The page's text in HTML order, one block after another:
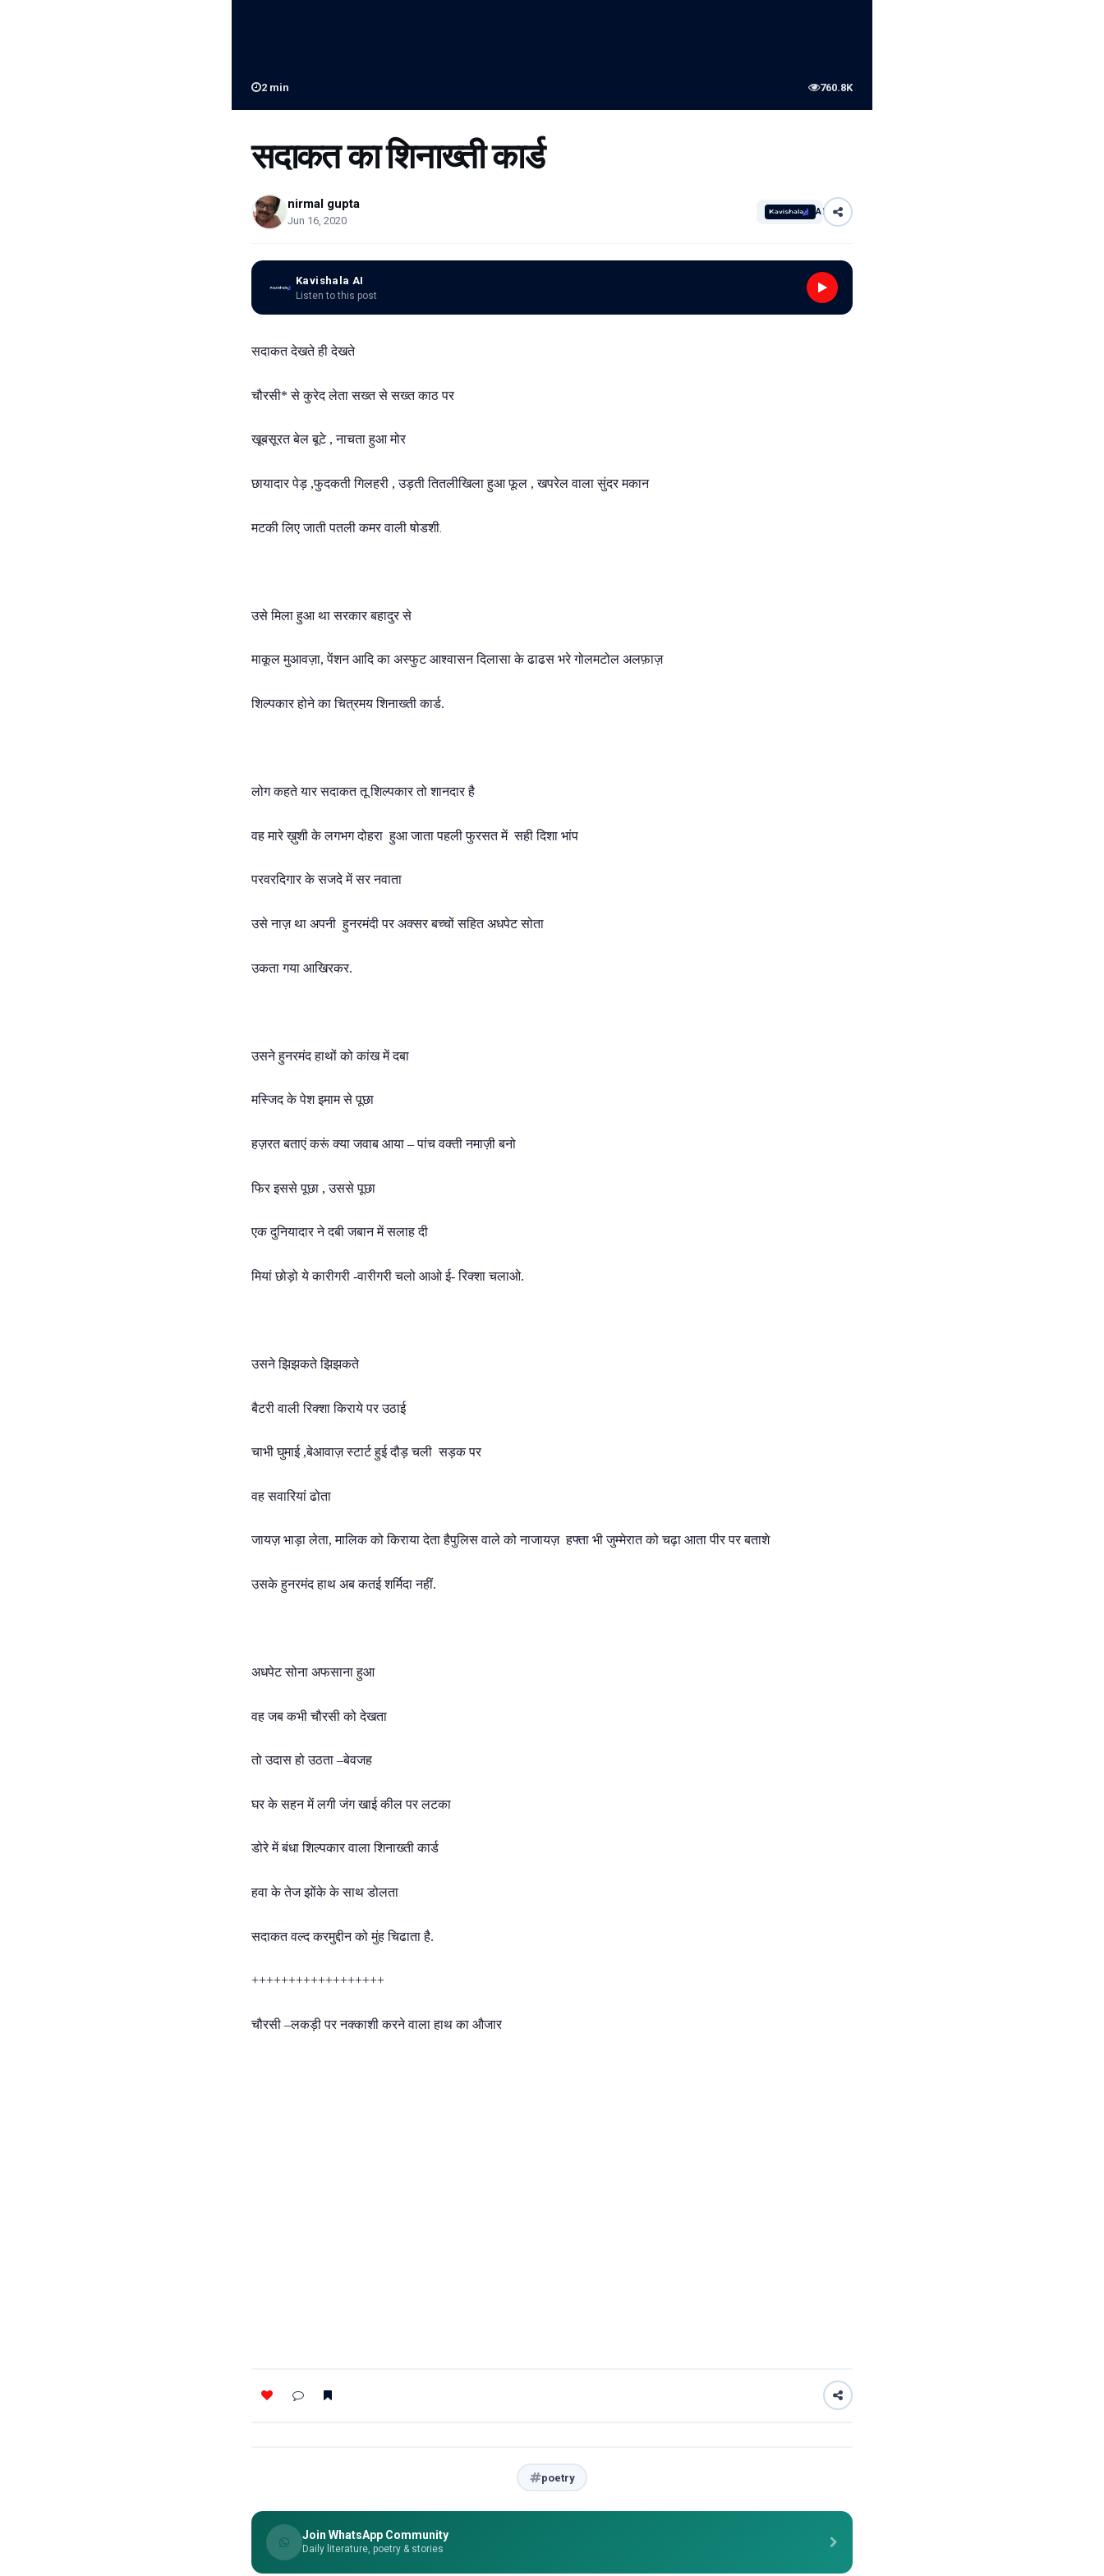
2 min 760.8K
सदाकत का शिनाख्ती कार्ड
nirmal gupta
Jun 16, 2020
AI
Kavishala AI
Listen to this post
सदाकत देखते ही देखते
चौरसी* से कुरेद लेता सख्त से सख्त काठ पर
खूबसूरत बेल बूटे , नाचता हुआ मोर
छायादार पेड़ ,फुदकती गिलहरी , उड़ती तितलीखिला हुआ फूल , खपरेल वाला सुंदर मकान
मटकी लिए जाती पतली कमर वाली षोडशी.
उसे मिला हुआ था सरकार बहादुर से
माकूल मुआवज़ा, पेंशन आदि का अस्फुट आश्वासन दिलासा के ढाढस भरे गोलमटोल अलफ़ाज़
शिल्पकार होने का चित्रमय शिनाख्ती कार्ड.
लोग कहते यार सदाकत तू शिल्पकार तो शानदार है
वह मारे ख़ुशी के लगभग दोहरा हुआ जाता पहली फुरसत में सही दिशा भांप
परवरदिगार के सजदे में सर नवाता
उसे नाज़ था अपनी हुनरमंदी पर अक्सर बच्चों सहित अधपेट सोता
उकता गया आखिरकर.
उसने हुनरमंद हाथों को कांख में दबा
मस्जिद के पेश इमाम से पूछा
हज़रत बताएं करूं क्या जवाब आया – पांच वक्ती नमाज़ी बनो
फिर इससे पूछा , उससे पूछा
एक दुनियादार ने दबी जबान में सलाह दी
मियां छोड़ो ये कारीगरी -वारीगरी चलो आओ ई- रिक्शा चलाओ.
उसने झिझकते झिझकते
बैटरी वाली रिक्शा किराये पर उठाई
चाभी घुमाई ,बेआवाज़ स्टार्ट हुई दौड़ चली सड़क पर
वह सवारियां ढोता
जायज़ भाड़ा लेता, मालिक को किराया देता हैपुलिस वाले को नाजायज़ हफ्ता भी जुम्मेरात को चढ़ा आता पीर पर बताशे
उसके हुनरमंद हाथ अब कतई शर्मिदा नहीं.
अधपेट सोना अफसाना हुआ
वह जब कभी चौरसी को देखता
तो उदास हो उठता –बेवजह
घर के सहन में लगी जंग खाई कील पर लटका
डोरे में बंधा शिल्पकार वाला शिनाख्ती कार्ड
हवा के तेज झोंके के साथ डोलता
सदाकत वल्द करमुद्दीन को मुंह चिढाता है.
++++++++++++++++++
चौरसी –लकड़ी पर नक्काशी करने वाला हाथ का औजार
poetry
Join WhatsApp Community
Daily literature, poetry & stories